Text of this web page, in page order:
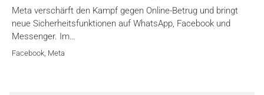
Meta verschärft den Kampf gegen Online-Betrug und bringt
neue Sicherheitsfunktionen auf WhatsApp, Facebook und
Messenger. Im…
Facebook Meta